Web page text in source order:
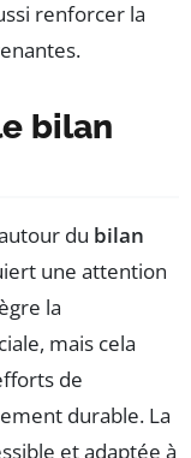
renforcer la
bilan
du bilan
une attention
la
mais cela
de
durable. La
et adaptée à